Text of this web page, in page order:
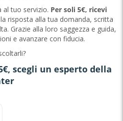
al tuo servizio. Per soli 5€, ricevi
risposta alla tua domanda, scritta
Grazie alla loro saggezza e guida,
e avanzare con fiducia.
scegli un esperto della